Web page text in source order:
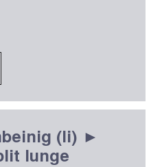
(li) ►
lunge